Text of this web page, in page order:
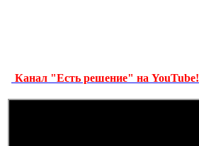
Канал "Есть решение" на YouTube!